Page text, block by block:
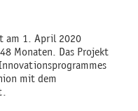
am 1. April 2020
Monaten. Das Projekt
mit dem